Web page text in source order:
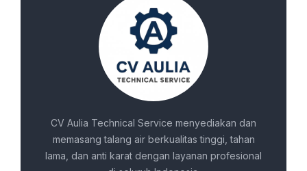
CV Aulia Technical Service menyediakan dan
memasang talang air berkualitas tinggi, tahan
lama, dan anti karat dengan layanan profesional